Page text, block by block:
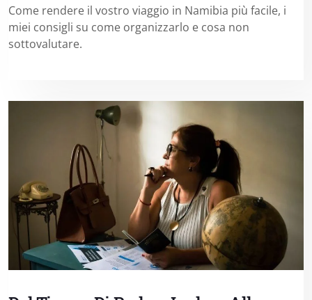
Come rendere il vostro viaggio in Namibia più facile, i
miei consigli su come organizzarlo e cosa non
sottovalutare.